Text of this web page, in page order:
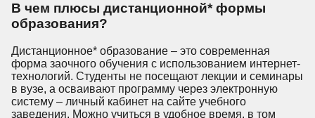
В чем плюсы дистанционной* формы
образования?
Дистанционное* образование – это современная
форма заочного обучения с использованием интернет-
технологий. Студенты не посещают лекции и семинары
в вузе, а осваивают программу через электронную
систему – личный кабинет на сайте учебного
заведения. Можно учиться в удобное время, в том